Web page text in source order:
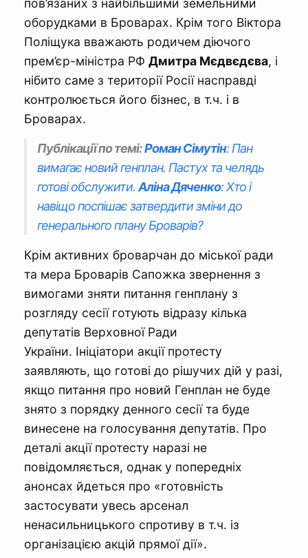
пов’язаних з найбільшими земельними
оборудками в Броварах. Крім того Віктора
Поліщука вважають родичем діючого
прем’єр-міністра РФ Дмитра Мєдвєдєва, і
нібито саме з території Росії насправді
контролюється його бізнес, в т.ч. і в
Броварах.
Публікації по темі:Роман Сімутін: Пан
вимагає новий генплан. Пастух та челядь
готові обслужити. Аліна Дяченко: Хто і
навіщо поспішає затвердити зміни до
генерального плану Броварів?
Крім активних броварчан до міської ради
та мера Броварів Сапожка звернення з
вимогами зняти питання генплану з
розгляду сесії готують відразу кілька
депутатів Верховної Ради
України. Ініціатори акції протесту
заявляють, що готові до рішучих дій у разі,
якщо питання про новий Генплан не буде
знято з порядку денного сесії та буде
винесене на голосування депутатів. Про
деталі акції протесту наразі не
повідомляється, однак у попередніх
анонсах йдеться про «готовність
застосувати увесь арсенал
ненасильницького спротиву в т.ч. із
організацією акцій прямої дії».